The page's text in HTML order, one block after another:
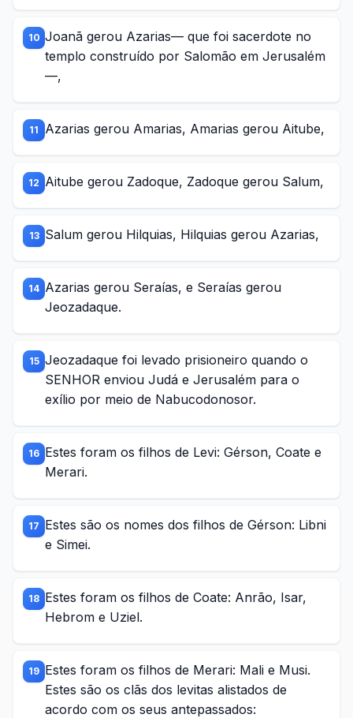
10 Joanã gerou Azarias— que foi sacerdote no
templo construído por Salomão em Jerusalém
—,
11 Azarias gerou Amarias, Amarias gerou Aitube,
12 Aitube gerou Zadoque, Zadoque gerou Salum,
13 Salum gerou Hilquias, Hilquias gerou Azarias,
14 Azarias gerou Seraías, e Seraías gerou
Jeozadaque.
15 Jeozadaque foi levado prisioneiro quando o
SENHOR enviou Judá e Jerusalém para o
exílio por meio de Nabucodonosor.
16 Estes foram os filhos de Levi: Gérson, Coate e
Merari.
17 Estes são os nomes dos filhos de Gérson: Libni
e Simei.
18 Estes foram os filhos de Coate: Anrão, Isar,
Hebrom e Uziel.
19 Estes foram os filhos de Merari: Mali e Musi.
Estes são os clãs dos levitas alistados de
acordo com os seus antepassados: